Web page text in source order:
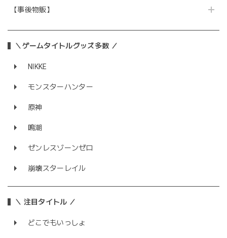
【事後物販】
＼ゲームタイトルグッズ多数 ／
NIKKE
モンスターハンター
原神
鳴潮
ゼンレスゾーンゼロ
崩壊スターレイル
＼ 注目タイトル ／
どこでもいっしょ